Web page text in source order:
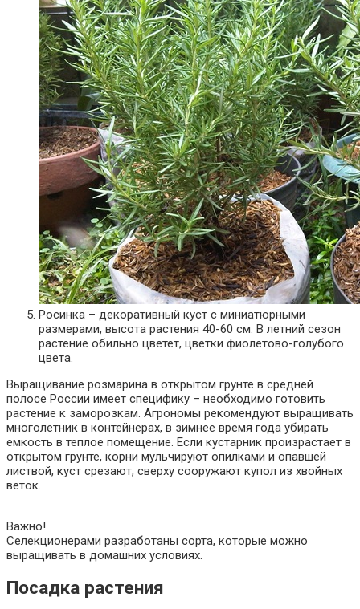
Росинка – декоративный куст с миниатюрными
размерами, высота растения 40-60 см. В летний сезон
растение обильно цветет, цветки фиолетово-голубого
цвета.
Выращивание розмарина в открытом грунте в средней
полосе России имеет специфику – необходимо готовить
растение к заморозкам. Агрономы рекомендуют выращивать
многолетник в контейнерах, в зимнее время года убирать
емкость в теплое помещение. Если кустарник произрастает в
открытом грунте, корни мульчируют опилками и опавшей
листвой, куст срезают, сверху сооружают купол из хвойных
веток.
Важно!
Селекционерами разработаны сорта, которые можно
выращивать в домашних условиях.
Посадка растения